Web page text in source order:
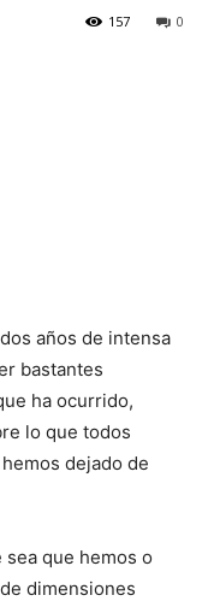
0
157
años de intensa
bastantes
ha ocurrido,
lo que todos
dejado de
que hemos o
dimensiones